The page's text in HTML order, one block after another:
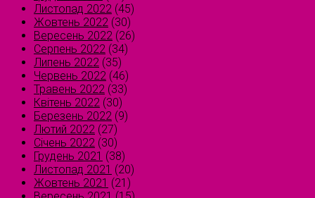
Листопад 2022 (45)
Жовтень 2022 (30)
Вересень 2022 (26)
Серпень 2022 (34)
Липень 2022 (35)
Червень 2022 (46)
Травень 2022 (33)
Квітень 2022 (30)
Березень 2022 (9)
Лютий 2022 (27)
Січень 2022 (30)
Грудень 2021 (38)
Листопад 2021 (20)
Жовтень 2021 (21)